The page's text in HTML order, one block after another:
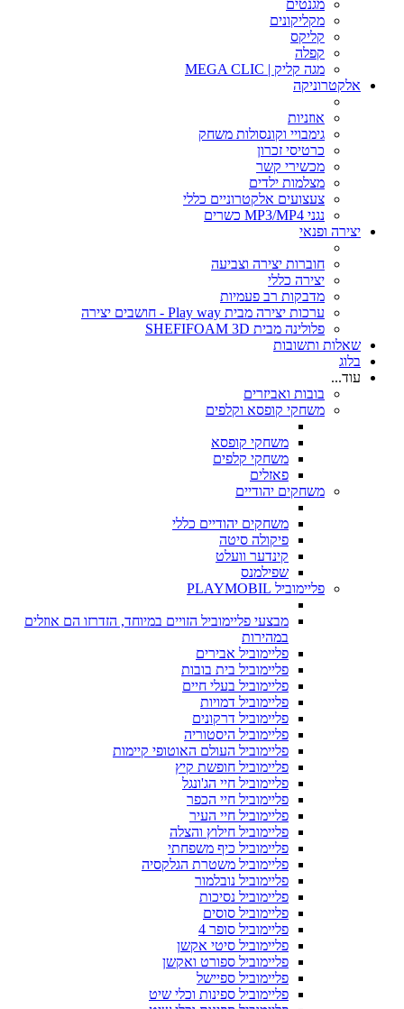
מגנטים
מקליקונים
קליקס
קפלה
מגה קליק | MEGA CLIC
אלקטרוניקה
אוזניות
גימבויי וקונסולות משחק
כרטיסי זכרון
מכשירי קשר
מצלמות ילדים
צעצועים אלקטרוניים כללי
נגני MP3/MP4 כשרים
יצירה ופנאי
חוברות יצירה וצביעה
יצירה כללי
מדבקות רב פעמיות
ערכות יצירה מבית Play way - חושבים יצירה
פלולינה מבית SHEFIFOAM 3D
שאלות ותשובות
בלוג
עוד...
בובות ואביזרים
משחקי קופסא וקלפים
משחקי קופסא
משחקי קלפים
פאזלים
משחקים יהודיים
משחקים יהודיים כללי
פיקולה סיטה
קינדער וועלט
שפילמנס
פליימוביל PLAYMOBIL
מבצעי פליימוביל הזויים במיוחד, הזדרזו הם אוזלים
במהירות
פליימוביל אבירים
פליימוביל בית בובות
פליימוביל בעלי חיים
פליימוביל דמויות
פליימוביל דרקונים
פליימוביל היסטוריה
פליימוביל העולם האוטופי קיימות
פליימוביל חופשת קיץ
פליימוביל חיי הג'ונגל
פליימוביל חיי הכפר
פליימוביל חיי העיר
פליימוביל חילוץ והצלה
פליימוביל כיף משפחתי
פליימוביל משטרת הגלקסיה
פליימוביל נובלמור
פליימוביל נסיכות
פליימוביל סוסים
פליימוביל סופר 4
פליימוביל סיטי אקשן
פליימוביל ספורט ואקשן
פליימוביל ספיישל
פליימוביל ספינות וכלי שיט